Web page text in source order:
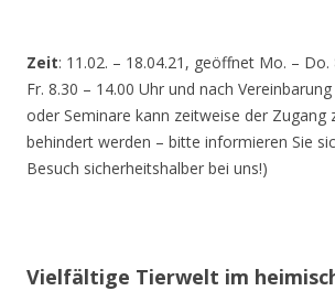
Zeit: 11.02. – 18.04.21, geöffnet Mo. – Do.
Fr. 8.30 – 14.00 Uhr und nach
oder Seminare kann zeitweise der Zugang
behindert werden – bitte informieren Sie
Besuch sicherheitshalber bei uns!)
Vielfältige Tierwelt im